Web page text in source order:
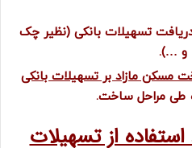
تسهیلات بانکی (نظیر چک
و …).
مسکن مازاد بر تسهیلات بانکی
طی مراحل ساخت.
از تسهیلات